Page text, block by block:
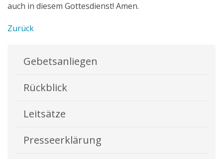
auch in diesem Gottesdienst! Amen.
Zurück
Gebetsanliegen
Rückblick
Leitsätze
Presseerklärung